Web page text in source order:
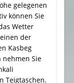
gelegenen
können Sie
Wetter
der
Kasbeg
nehmen Sie
Teigtaschen.